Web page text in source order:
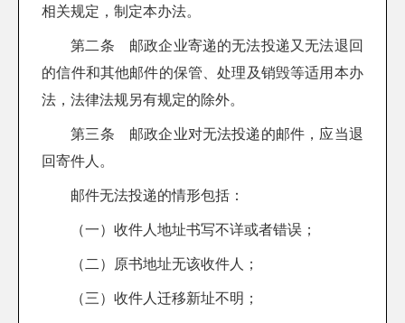
相关规定，制定本办法。
第二条 邮政企业寄递的无法投递又无法退回
的信件和其他邮件的保管、处理及销毁等适用本办
法，法律法规另有规定的除外。
第三条 邮政企业对无法投递的邮件，应当退
回寄件人。
邮件无法投递的情形包括：
（一）收件人地址书写不详或者错误；
（二）原书地址无该收件人；
（三）收件人迁移新址不明；